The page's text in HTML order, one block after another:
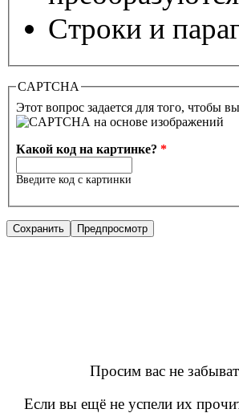
Строки и
CAPTCHA
Этот вопрос задается для того, чтобы
Какой код на картинке? *
Введите код с картинки
Просим вас не
Если вы ещё не успели их